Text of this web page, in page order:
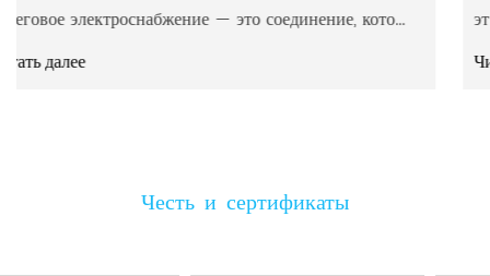
кото...
эт...
Честь и сертификаты